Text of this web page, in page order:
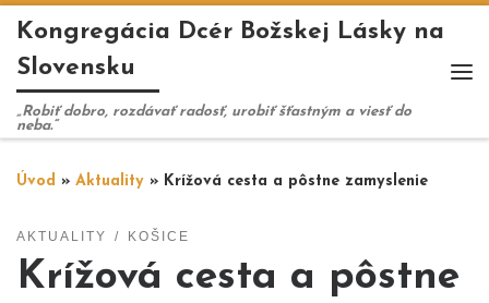
Skip to content
Kongregácia Dcér Božskej Lásky na
Slovensku
„Robiť dobro, rozdávať radosť, urobiť šťastným a viesť do
neba.“
Úvod » Aktuality » Krížová cesta a pôstne zamyslenie
AKTUALITY KOŠICE
Krížová cesta a pôstne